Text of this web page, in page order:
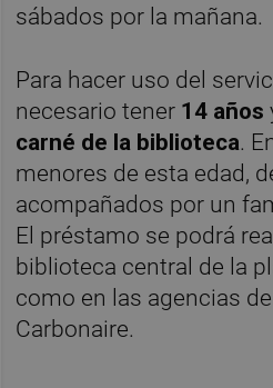
sábados por la mañana.
Para hacer uso del
necesario tener 14 años
carné de la biblioteca.
menores de esta edad,
acompañados por un
El préstamo se podrá
biblioteca central de la
como en las agencias
Carbonaire.